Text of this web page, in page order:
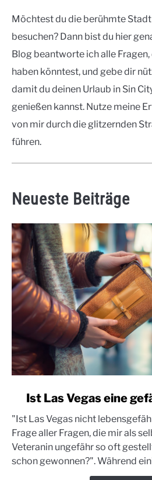
Möchtest du die berühmte Stadt
besuchen? Dann bist du hier
Blog beantworte ich alle Fragen,
haben könntest, und gebe dir
damit du deinen Urlaub in Sin
genießen kannst. Nutze meine
von mir durch die glitzernden
führen.
Neueste Beiträge
Ist
Las
Vegas
eine
Ist Las Vegas eine
"Ist Las Vegas nicht
Frage aller Fragen, die mir als
Veteranin ungefähr so oft
schon gewonnen?". Während